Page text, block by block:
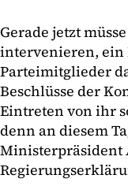
Gerade jetzt
intervenieren, ein
Parteimitglieder
Beschlüsse der
Eintreten von ihr
denn an diesem
Ministerpräsident